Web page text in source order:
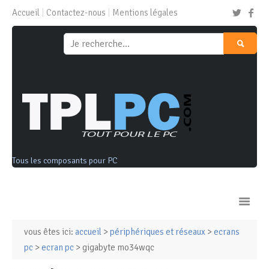
Accueil Contactez-nous Mentions légales
Tous les composants pour PC
Ordinateurs & Tablettes
vous êtes ici: accueil > périphériques et réseaux > ecrans
pc > ecran pc > gigabyte mo34wqc